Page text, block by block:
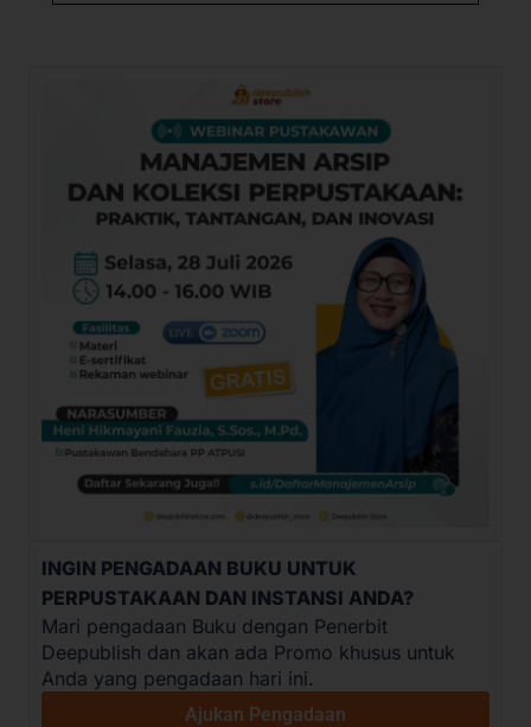
INGIN PENGADAAN BUKU UNTUK
PERPUSTAKAAN DAN INSTANSI ANDA?
Mari pengadaan Buku dengan Penerbit
Deepublish dan akan ada Promo khusus untuk
Anda yang pengadaan hari ini.
Ajukan Pengadaan